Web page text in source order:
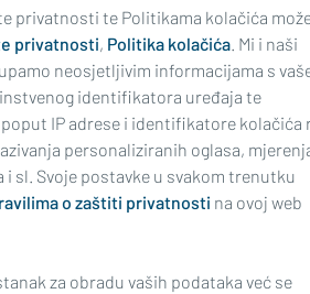
KADA VOJNIK POSTANE
Mogu li registracijske
pločice ispričati priču
Oluji?
privatnosti te Politikama kolačića
privatnosti, Politika kolačića . Mi i naši
neosjetljivim informacijama s
identifikatora uređaja te
IP adrese i identifikatore kolačića
personaliziranih oglasa,
sl. Svoje postavke u svakom trenutku
o zaštiti privatnosti na ovoj web
za obradu vaših podataka već se